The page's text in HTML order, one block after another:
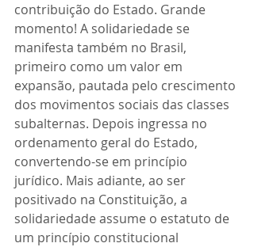
contribuição do Estado. Grande
momento! A solidariedade se
manifesta também no Brasil,
primeiro como um valor em
expansão, pautada pelo crescimento
dos movimentos sociais das classes
subalternas. Depois ingressa no
ordenamento geral do Estado,
convertendo-se em princípio
jurídico. Mais adiante, ao ser
positivado na Constituição, a
solidariedade assume o estatuto de
um princípio constitucional